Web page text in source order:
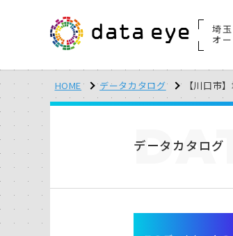
埼
オ
HOME データカタログ 【川口市
データカタログ